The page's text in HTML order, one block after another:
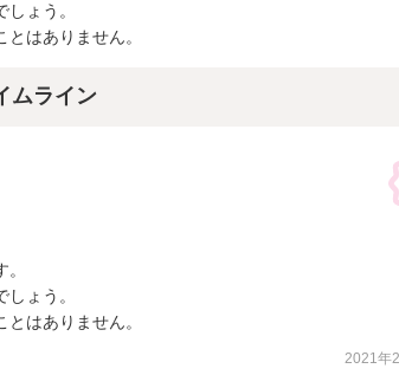
ょう。
はありません。
ムライン
ょう。
はありません。
2021年